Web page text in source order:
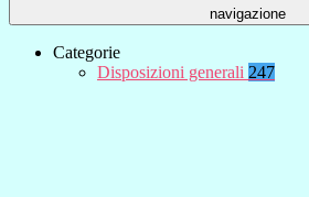
navigazione
Categorie
Disposizioni generali 247